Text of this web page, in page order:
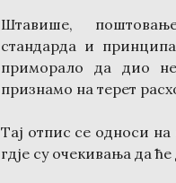
Штавише,
стандарда и
приморало да дио
признамо на терет
Тај отпис се односи на
гдје су очекивања да